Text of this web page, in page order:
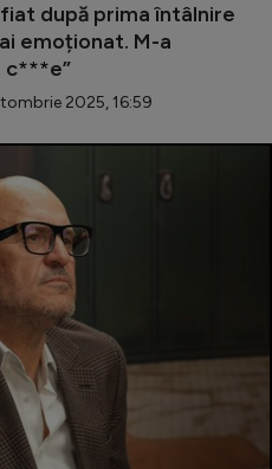
după prima întâlnire
emoționat. M-a
c***e”
2025, 16:59